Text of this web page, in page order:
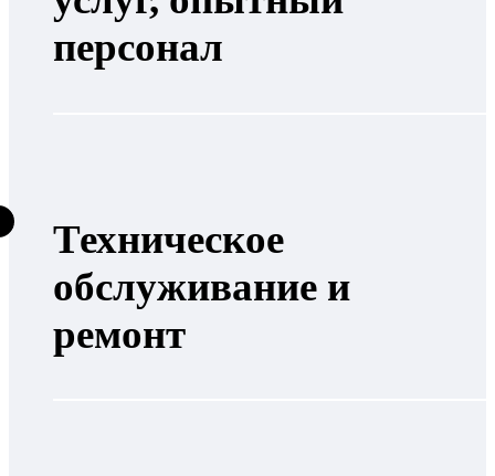
персонал
Техническое
обслуживание и
ремонт